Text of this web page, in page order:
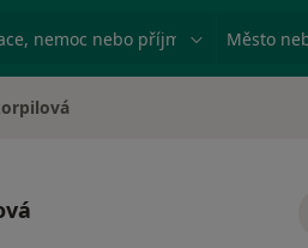
nemoc nebo příjmení Město